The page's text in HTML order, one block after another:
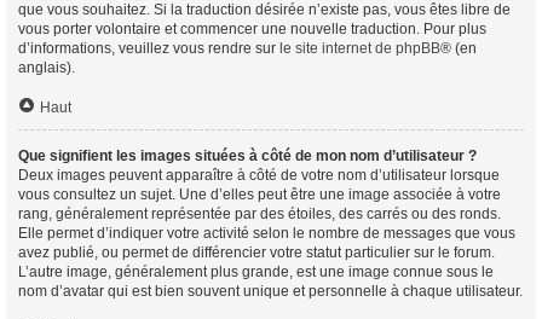
que vous souhaitez. Si la traduction désirée n’existe pas, vous êtes libre de
vous porter volontaire et commencer une nouvelle traduction. Pour plus
d’informations, veuillez vous rendre sur le site internet de phpBB® (en
anglais).
Haut
Que signifient les images situées à côté de mon nom d’utilisateur ?
Deux images peuvent apparaître à côté de votre nom d’utilisateur lorsque
vous consultez un sujet. Une d’elles peut être une image associée à votre
rang, généralement représentée par des étoiles, des carrés ou des ronds.
Elle permet d’indiquer votre activité selon le nombre de messages que vous
avez publié, ou permet de différencier votre statut particulier sur le forum.
L’autre image, généralement plus grande, est une image connue sous le
nom d’avatar qui est bien souvent unique et personnelle à chaque utilisateur.